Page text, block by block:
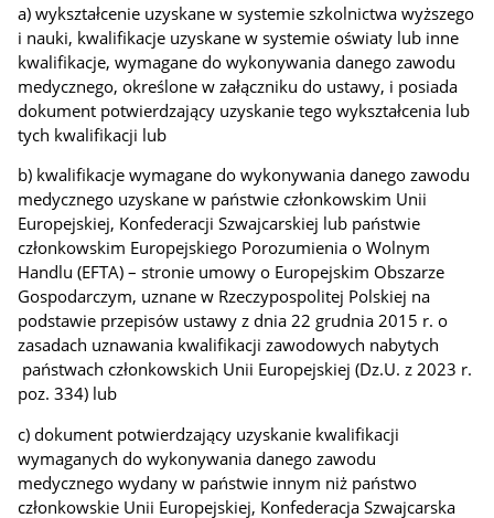
a) wykształcenie uzyskane w systemie szkolnictwa wyższego
i nauki, kwalifikacje uzyskane w systemie oświaty lub inne
kwalifikacje, wymagane do wykonywania danego zawodu
medycznego, określone w załączniku do ustawy, i posiada
dokument potwierdzający uzyskanie tego wykształcenia lub
tych kwalifikacji lub
b) kwalifikacje wymagane do wykonywania danego zawodu
medycznego uzyskane w państwie członkowskim Unii
Europejskiej, Konfederacji Szwajcarskiej lub państwie
członkowskim Europejskiego Porozumienia o Wolnym
Handlu (EFTA) – stronie umowy o Europejskim Obszarze
Gospodarczym, uznane w Rzeczypospolitej Polskiej na
podstawie przepisów ustawy z dnia 22 grudnia 2015 r. o
zasadach uznawania kwalifikacji zawodowych nabytych
państwach członkowskich Unii Europejskiej (Dz.U. z 2023 r.
poz. 334) lub
c) dokument potwierdzający uzyskanie kwalifikacji
wymaganych do wykonywania danego zawodu
medycznego wydany w państwie innym niż państwo
członkowskie Unii Europejskiej, Konfederacja Szwajcarska